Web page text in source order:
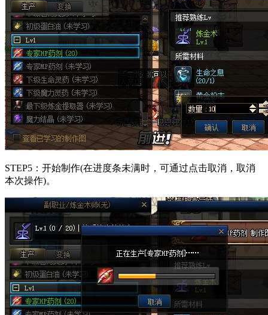
STEP5：开始制作(在进度条未满时，可通过点击取消，取消
本次操作)。